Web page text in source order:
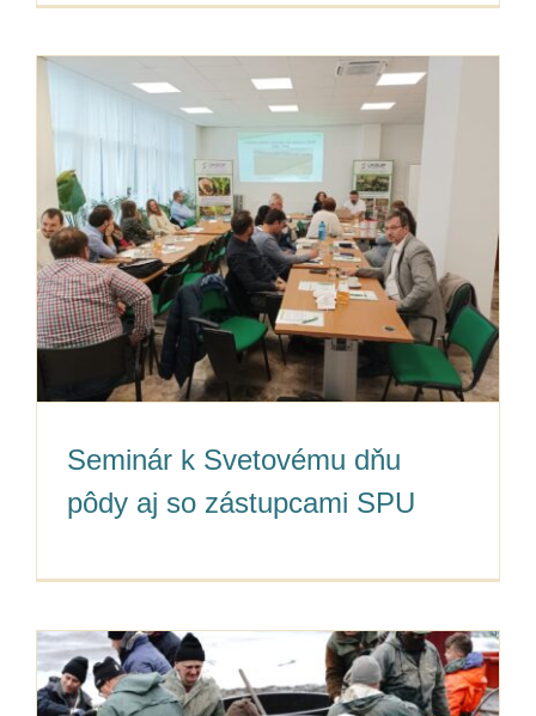
Seminár k Svetovému dňu
pôdy aj so zástupcami SPU